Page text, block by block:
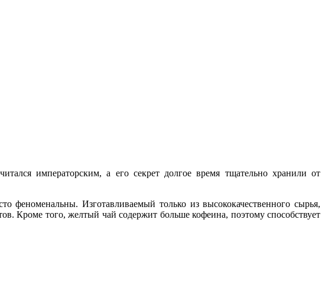
императорским, а его секрет долгое время тщательно хранили от
Изготавливаемый только из высококачественного сырья,
Кроме того, желтый чай содержит больше кофеина, поэтому способствует